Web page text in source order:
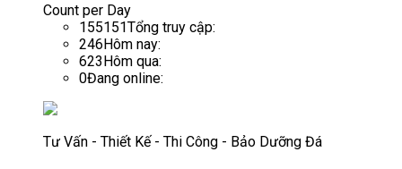
Count per Day
155151Tổng truy cập:
246Hôm nay:
623Hôm qua:
0Đang online:
Tư Vấn - Thiết Kế - Thi Công - Bảo Dưỡng Đá